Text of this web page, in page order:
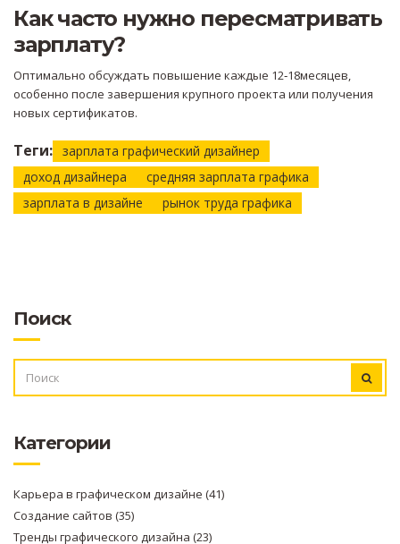
Как часто нужно пересматривать
зарплату?
Оптимально обсуждать повышение каждые 12‑18месяцев,
особенно после завершения крупного проекта или получения
новых сертификатов.
Теги: зарплата графический дизайнер
доход дизайнера
средняя зарплата графика
зарплата в дизайне
рынок труда графика
Поиск
Категории
Карьера в графическом дизайне (41)
Создание сайтов (35)
Тренды графического дизайна (23)